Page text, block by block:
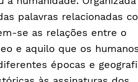
palavras relacionadas
se as relações entre o
e aquilo que os
épocas e